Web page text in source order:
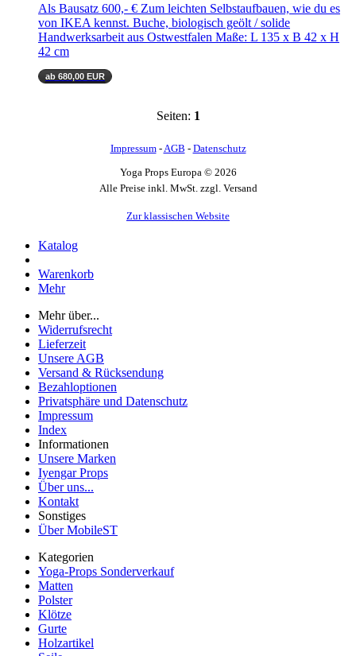
Als Bausatz 600,- € Zum leichten Selbstaufbauen, wie du es
von IKEA kennst. Buche, biologisch geölt / solide
Handwerksarbeit aus Ostwestfalen Maße: L 135 x B 42 x H
42 cm
ab 680,00 EUR
Seiten: 1
Impressum- AGB - Datenschutz
Yoga Props Europa © 2026
Alle Preise inkl. MwSt. zzgl. Versand
Zur klassischen Website
Katalog
Warenkorb
Mehr
Mehr über...
Widerrufsrecht
Lieferzeit
Unsere AGB
Versand & Rücksendung
Bezahloptionen
Privatsphäre und Datenschutz
Impressum
Index
Informationen
Unsere Marken
Iyengar Props
Über uns...
Kontakt
Sonstiges
Über MobileST
Kategorien
Yoga-Props Sonderverkauf
Matten
Polster
Klötze
Gurte
Holzartikel